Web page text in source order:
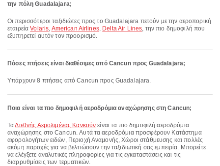
την πόλη Guadalajara;
Οι περισσότεροι ταξιδιώτες προς το Guadalajara πετούν με την αεροπορική
εταιρείαVolaris, American Airlines, Delta Air Lines, την πιο δημοφιλή που
εξυπηρετεί αυτόν τον προορισμό.
Πόσες πτήσεις είναι διαθέσιμες από Cancun προς Guadalajara;
Υπάρχουν 8 πτήσεις από Cancun προς Guadalajara.
Ποια είναι τα πιο δημοφιλή αεροδρόμια αναχώρησης στη Cancun;
ΤαΔιεθνής Αερολιμένας Κανκούν είναι τα πιο δημοφιλή αεροδρόμια
αναχώρησης στο Cancun. Αυτά τα αεροδρόμια προσφέρουν Κατάστημα
αφορολογήτων ειδών, Περιοχή Αναμονής, Χώροι στάθμευσης και πολλές
ακόμη παροχές για να βελτιώσουν την ταξιδιωτική σας εμπειρία. Μπορείτε
να ελέγξετε αναλυτικές πληροφορίες για τις εγκαταστάσεις και τις
διαρρυθμίσεις των τερματικών.